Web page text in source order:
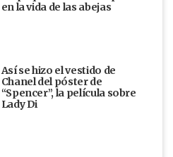
en la vida de las abejas
Así se hizo el vestido de
Chanel del póster de
“Spencer”, la película sobre
Lady Di